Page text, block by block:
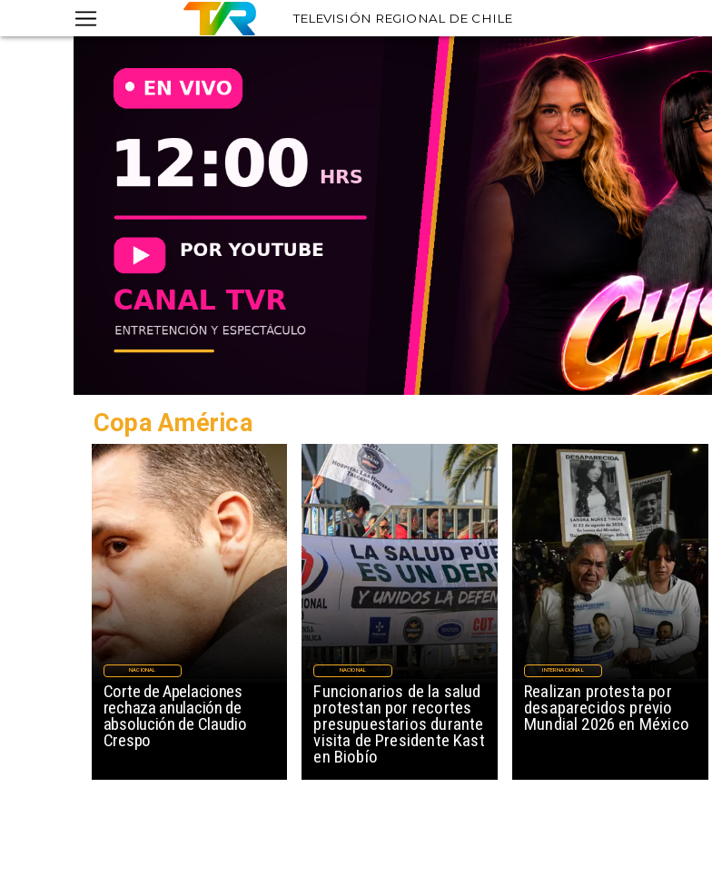
TELEVISIÓN REGIONAL DE CHILE
Copa América
Corte de Apelaciones
rechaza anulación de
absolución de Claudio
Crespo
NACIONAL
Funcionarios de la salud
protestan por recortes
presupuestarios durante
visita de Presidente Kast
en Biobío
NACIONAL
Realizan protesta por
desaparecidos previo
Mundial 2026 en México
INTERNACIONAL